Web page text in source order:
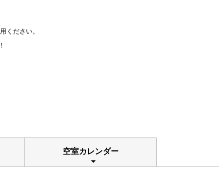
ください。
空室カレンダー